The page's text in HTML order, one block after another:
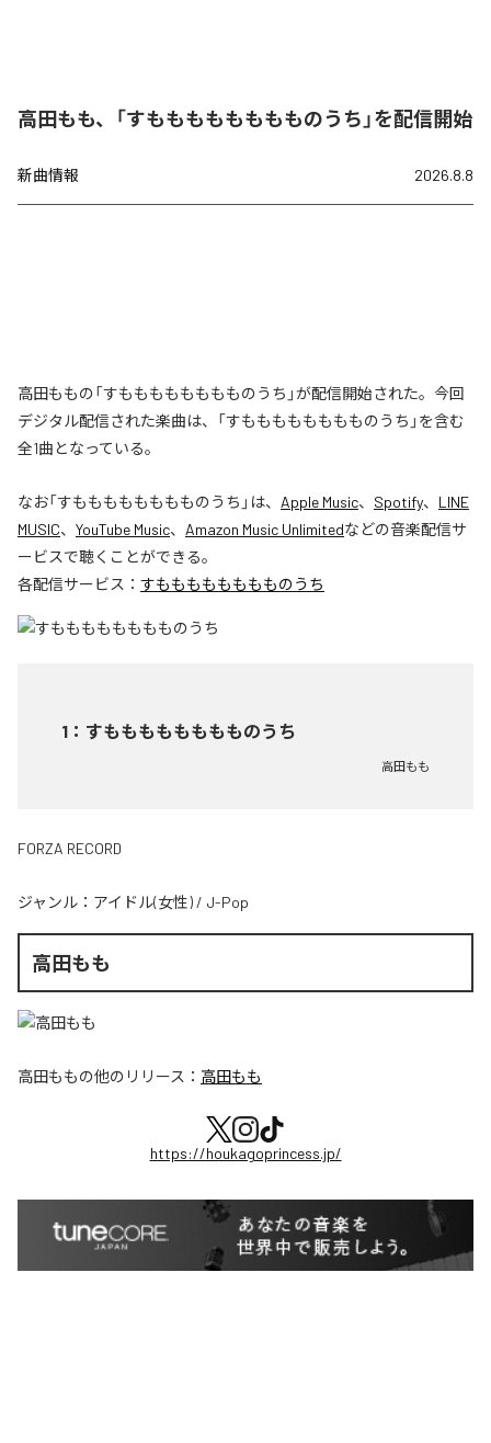
高田もも、「すもももももももものうち」を配信開始
新曲情報 2026.8.8
高田ももの「すもももももももものうち」が配信開始された。今回
デジタル配信された楽曲は、「すもももももももものうち」を含む
全1曲となっている。
なお「すもももももももものうち 」は、 Apple Music、 Spotify、 LINE
MUSIC、 YouTube Music、 Amazon Music Unlimitedなどの音楽配信サ
ービスで聴くことができる。
各配信サービス： すもももももももものうち
1 ： すもももももももものうち
高田もも
FORZA RECORD
ジャンル： アイドル(女性) / J-Pop
高田もも
高田ももの他のリリース： 高田もも
https://houkagoprincess.jp/